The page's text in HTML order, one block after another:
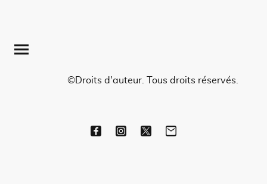
©Droits d'auteur. Tous droits réservés.